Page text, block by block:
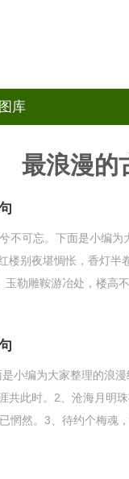
库
最浪漫的
不可忘。下面是小编为
楼别夜堪惆怅，香灯半
勒雕鞍游冶处，楼高
小编为大家整理的浪
共此时。2、沧海月明
惘然。3、待约个梅魂